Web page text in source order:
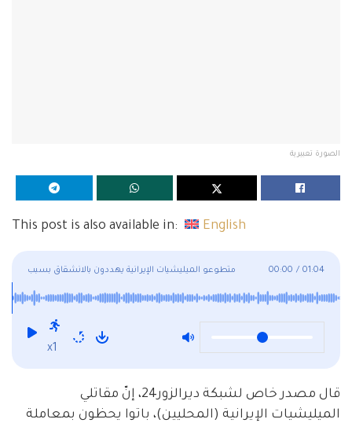
الصورة تعبيرية
This post is also available in: English
متطوعو الميليشيات الإيرانية يهددون بالانشقاق بسبب
المعاملة السيئة
00:00 / 01:04
x1
قال مصدر خاص لشبكة ديرالزور24، إنّ مقاتلي
الميليشيات الإيرانية (المحليين)، باتوا يحظون بمعاملة